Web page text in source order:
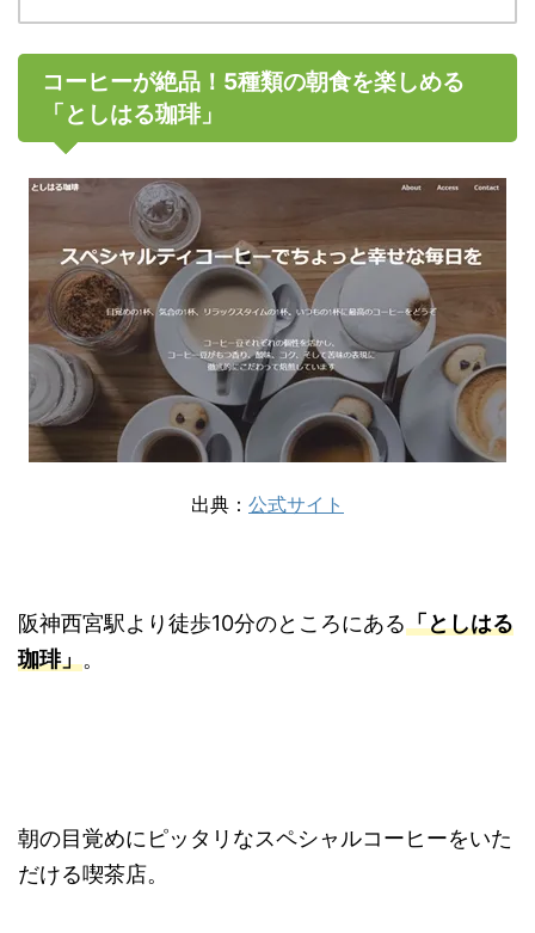
コーヒーが絶品！5種類の朝食を楽しめる
「としはる珈琲」
出典： 公式サイト
阪神西宮駅より徒歩10分のところにある「としはる
珈琲」。
朝の目覚めにピッタリなスペシャルコーヒーをいた
だける喫茶店。